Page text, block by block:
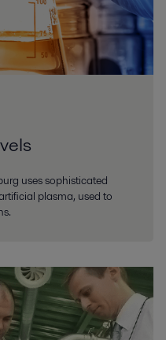
uses sophisticated
plasma, used to